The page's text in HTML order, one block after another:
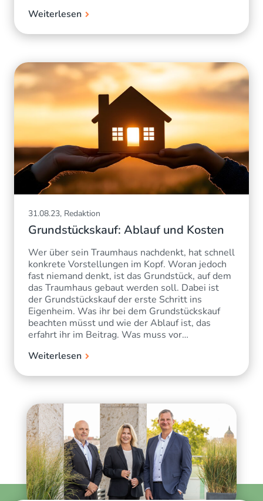
Weiterlesen
31.08.23, Redaktion
Grundstückskauf: Ablauf und Kosten
Wer über sein Traumhaus nachdenkt, hat schnell
konkrete Vorstellungen im Kopf. Woran jedoch
fast niemand denkt, ist das Grundstück, auf dem
das Traumhaus gebaut werden soll. Dabei ist
der Grundstückskauf der erste Schritt ins
Eigenheim. Was ihr bei dem Grundstückskauf
beachten müsst und wie der Ablauf ist, das
erfahrt ihr im Beitrag. Was muss vor…
Weiterlesen